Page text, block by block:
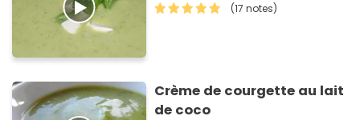
(17 notes)
Crème de courgette au lait
de coco